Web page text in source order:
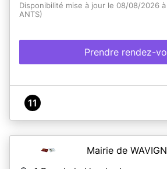
Disponibilité mise à jour le 08/08/2026 à
ANTS)
Prendre rendez-
11
Mairie de